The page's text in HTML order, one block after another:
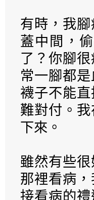
有時，我
蓋中間，
了？你腳
常一腳都
襪子不能
難對付。
下來。
雖然有些
那裡看病
接看病的